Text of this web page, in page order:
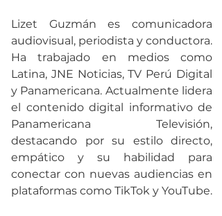
Lizet Guzmán es comunicadora
audiovisual, periodista y conductora.
Ha trabajado en medios como
Latina, JNE Noticias, TV Perú Digital
y Panamericana. Actualmente lidera
el contenido digital informativo de
Panamericana Televisión,
destacando por su estilo directo,
empático y su habilidad para
conectar con nuevas audiencias en
plataformas como TikTok y YouTube.